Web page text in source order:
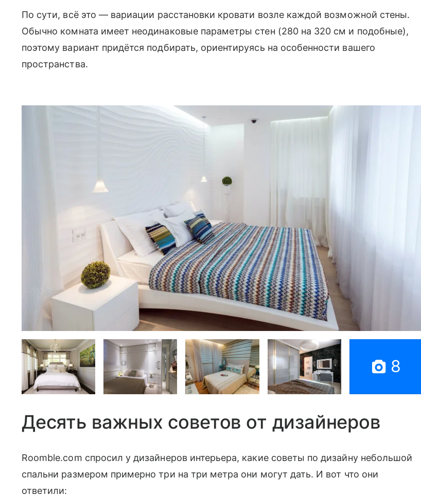
По сути, всё это — вариации расстановки кровати возле каждой возможной стены.
Обычно комната имеет неодинаковые параметры стен (280 на 320 см и подобные),
поэтому вариант придётся подбирать, ориентируясь на особенности вашего
пространства.
8
Десять важных советов от дизайнеров
Roomble.com спросил у дизайнеров интерьера, какие советы по дизайну небольшой
спальни размером примерно три на три метра они могут дать. И вот что они
ответили: